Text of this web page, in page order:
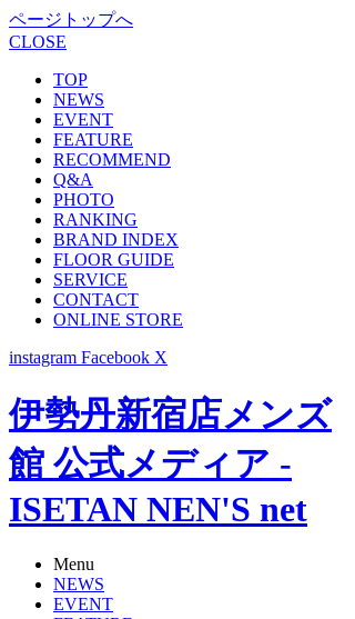
ページトップへ
CLOSE
TOP
NEWS
EVENT
FEATURE
RECOMMEND
Q&A
PHOTO
RANKING
BRAND INDEX
FLOOR GUIDE
SERVICE
CONTACT
ONLINE STORE
instagram Facebook X
伊勢丹新宿店メンズ
館 公式メディア -
ISETAN NEN'S net
Menu
NEWS
EVENT